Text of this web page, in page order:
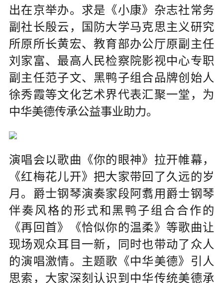
出在京举办。求是《小康》杂志社常务
副社长殷云，国防大学马克思主义研究
所原所长黄宏、教育部办公厅原副主任
刘家富、最高人民检察院影视中心专职
副主任范子文、黑鸭子组合品牌创始人
徐秀霞等文化艺术界代表汇聚一堂，为
中华美德传承公益事业助力。
演唱会以歌曲《你的眼神》拉开帷幕，
《红梅花儿开》把大家带回了久远的岁
月。爵士钢琴演奏家段阿翥用爵士钢琴
伴奏风格的形式和黑鸭子组合合作的
《再回首》《恰似你的温柔》等歌曲让
现场观众耳目一新，同时也带动了众人
的演唱激情。主题歌《中华美德》引人
思索，大家深刻认识到中华传统美德承